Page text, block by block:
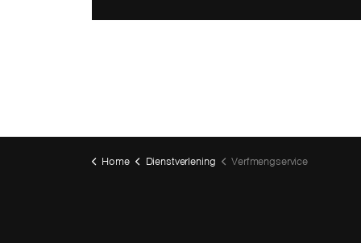
Home Dienstverlening Verfmengservice